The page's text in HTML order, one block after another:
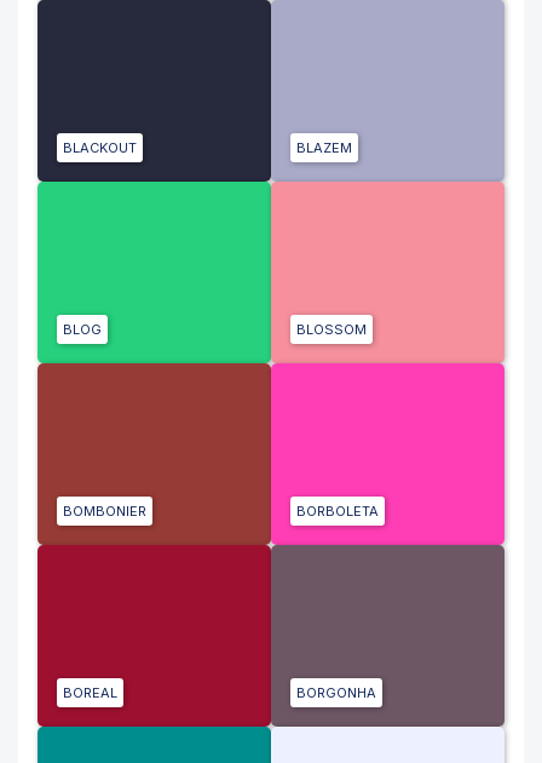
BLACKOUT BLAZEM
BLOG BLOSSOM
BOMBONIER BORBOLETA
BOREAL BORGONHA